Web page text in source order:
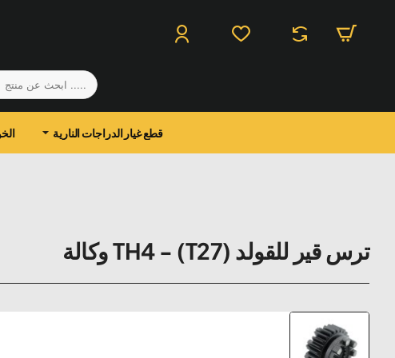
.....
ابحث
عن
منتج
قطع غيار الدراجات النارية
ترس قير للقولد TH4 - (T27) وكالة